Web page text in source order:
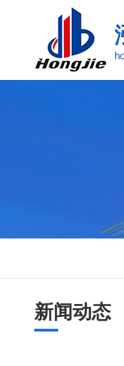
新闻动态